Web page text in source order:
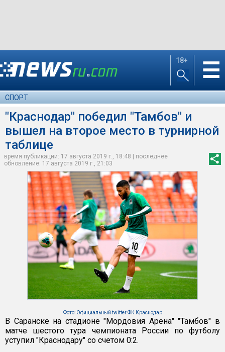
18+ ☰
СПОРТ
"Краснодар" победил "Тамбов" и
вышел на второе место в турнирной
таблице
время публикации: 17 августа 2019 г., 18:48 | последнее
обновление: 17 августа 2019 г., 21:03
Фото: Официальный twitter ФК Краснодар
В Саранске на стадионе "Мордовия Арена" "Тамбов" в
матче шестого тура чемпионата России по футболу
уступил "Краснодару" со счетом 0:2.